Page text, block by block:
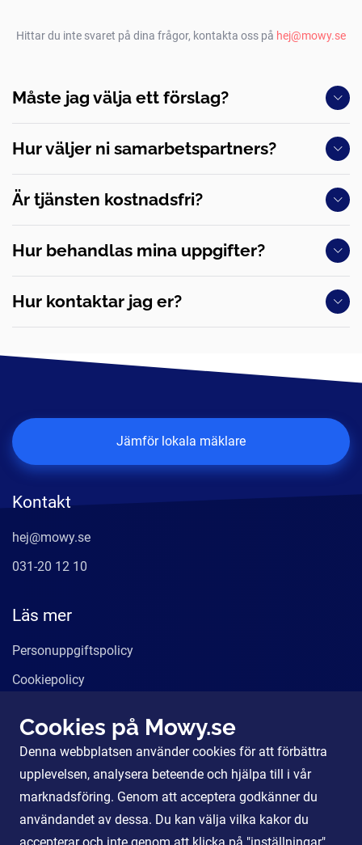
Hittar du inte svaret på dina frågor, kontakta oss på hej@mowy.se
Måste jag välja ett förslag?
Hur väljer ni samarbetspartners?
Är tjänsten kostnadsfri?
Hur behandlas mina uppgifter?
Hur kontaktar jag er?
Kontakt
hej@mowy.se
031-20 12 10
Läs mer
Personuppgiftspolicy
Cookiepolicy
Våra tjänster
För Partners
Jämför lokala mäklare
Cookies på Mowy.se
Denna webbplatsen använder cookies för att förbättra
upplevelsen, analysera beteende och hjälpa till i vår
marknadsföring. Genom att acceptera godkänner du
användandet av dessa. Du kan välja vilka kakor du